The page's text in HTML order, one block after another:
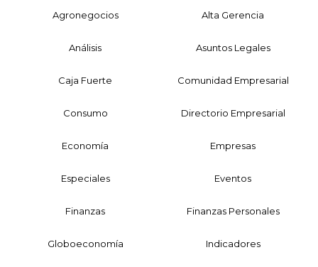
Agronegocios Alta Gerencia
Análisis Asuntos Legales
Caja Fuerte Comunidad Empresarial
Consumo Directorio Empresarial
Economía Empresas
Especiales Eventos
Finanzas Finanzas Personales
Globoeconomía Indicadores